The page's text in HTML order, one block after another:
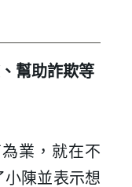
幫助詐欺等
業，就在不
小陳並表示想